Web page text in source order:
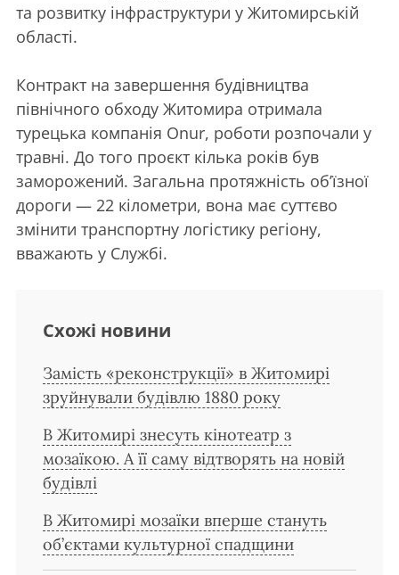
та розвитку інфраструктури у Житомирській
області.
Контракт на завершення будівництва
північного обходу Житомира отримала
турецька компанія Onur, роботи розпочали у
травні. До того проєкт кілька років був
заморожений. Загальна протяжність об’їзної
дороги — 22 кілометри, вона має суттєво
змінити транспортну логістику регіону,
вважають у Службі.
Схожі новини
Замість «реконструкції» в Житомирі
зруйнували будівлю 1880 року
В Житомирі знесуть кінотеатр з
мозаїкою. А її саму відтворять на новій
будівлі
В Житомирі мозаїки вперше стануть
об’єктами культурної спадщини